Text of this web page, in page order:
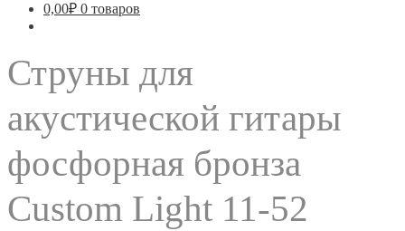
0,00₽ 0 товаров
Струны для
акустической гитары
фосфорная бронза
Custom Light 11-52